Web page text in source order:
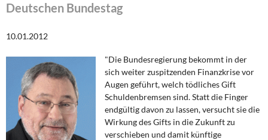
Leitlinien linker Wirtschafts- und Finanzpolitik
Steuer- und Finanzpolitik
Öffentliche Infrastruktur und Daseinsvorsorge
Eurokrise und Griechenland
Deutschen Bundestag
10.01.2012
"Die Bundesregierung bekommt in der
sich weiter zuspitzenden Finanzkrise vor
Augen geführt, welch tödliches Gift
Schuldenbremsen sind. Statt die Finger
endgültig davon zu lassen, versucht sie die
Wirkung des Gifts in die Zukunft zu
verschieben und damit künftige